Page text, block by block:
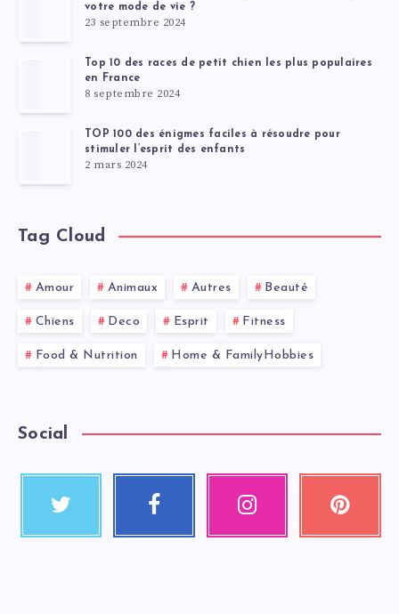
votre mode de vie ?
23 septembre 2024
Top 10 des races de petit chien les plus populaires
en France
8 septembre 2024
TOP 100 des énigmes faciles à résoudre pour
stimuler l’esprit des enfants
2 mars 2024
Tag Cloud
Amour Animaux Autres Beauté
Chiens Deco Esprit Fitness
Food & Nutrition Home & FamilyHobbies
Social